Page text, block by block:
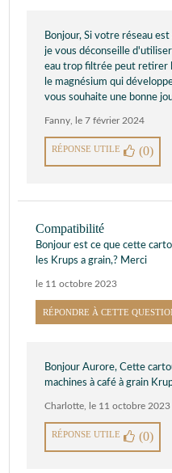
Bonjour, Si votre réseau
je vous déconseille
eau trop filtrée peut retirer
le magnésium qui
vous souhaite une bonne
Fanny le 7 février 2024
RÉPONSE UTILE (0)
Compatibilité
Bonjour est ce que cette
les Krups a grain,? Merci
le 11 octobre 2023
RÉPONDRE À CETTE
Bonjour Aurore, Cette
machines à café à grain
Charlotte le 11 octobre 2023
RÉPONSE UTILE (0)